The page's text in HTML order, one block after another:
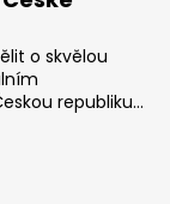
o skvělou
republiku...